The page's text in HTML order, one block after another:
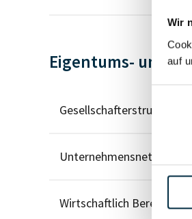
Wir
auf
Eigentums- und
Gesellschafterstruktur
Unternehmensnetzwerk
Wirtschaftlich